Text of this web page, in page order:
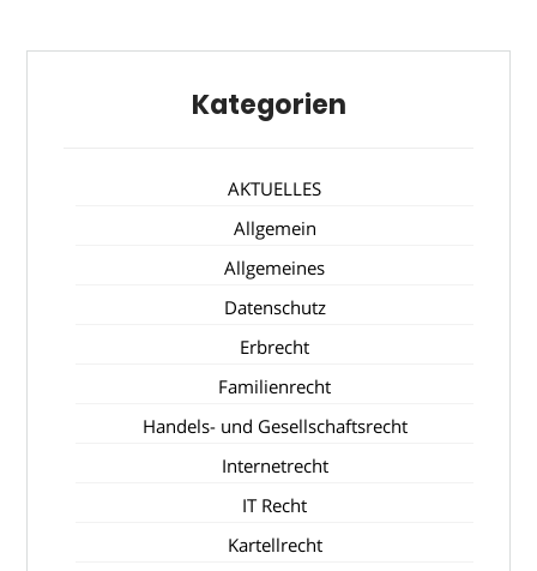
Kategorien
AKTUELLES
Allgemein
Allgemeines
Datenschutz
Erbrecht
Familienrecht
Handels- und Gesellschaftsrecht
Internetrecht
IT Recht
Kartellrecht